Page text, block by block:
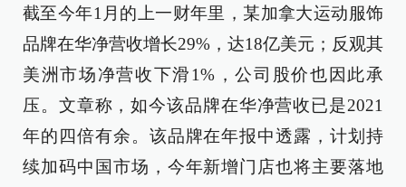
截至今年1月的上一财年里，某加拿大运动服饰
品牌在华净营收增长29%，达18亿美元；反观其
美洲市场净营收下滑1%，公司股价也因此承
压。文章称，如今该品牌在华净营收已是2021
年的四倍有余。该品牌在年报中透露，计划持
续加码中国市场，今年新增门店也将主要落地